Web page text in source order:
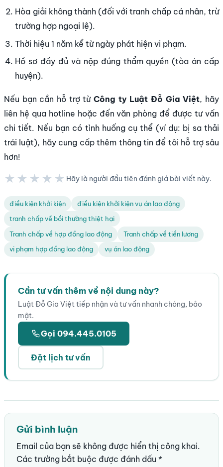
Hòa giải không thành (đối với tranh chấp cá nhân, trừ
trường hợp ngoại lệ).
Thời hiệu 1 năm kể từ ngày phát hiện vi phạm.
Hồ sơ đầy đủ và nộp đúng thẩm quyền (tòa án cấp
huyện).
Nếu bạn cần hỗ trợ từ Công ty Luật Đỗ Gia Việt, hãy
liên hệ qua hotline hoặc đến văn phòng để được tư vấn
chi tiết. Nếu bạn có tình huống cụ thể (ví dụ: bị sa thải
trái luật), hãy cung cấp thêm thông tin để tôi hỗ trợ sâu
hơn!
★★★★★ Hãy là người đầu tiên đánh giá bài viết này.
điều kiện khởi kiện
điều kiện khởi kiện vụ án lao động
tranh chấp về bồi thường thiệt hại
Tranh chấp về hợp đồng lao động
Tranh chấp về tiền lương
vi phạm hợp đồng lao động
vụ án lao động
Cần tư vấn thêm về nội dung này?
Luật Đỗ Gia Việt tiếp nhận và tư vấn nhanh chóng, bảo
mật.
Gọi 094.445.0105
Đặt lịch tư vấn
Gửi bình luận
Email của bạn sẽ không được hiển thị công khai.
Các trường bắt buộc được đánh dấu *